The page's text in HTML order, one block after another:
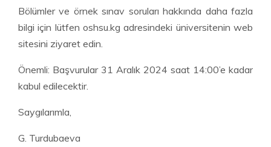
Bölümler ve örnek sınav soruları hakkında daha fazla
bilgi için lütfen oshsu.kg adresindeki üniversitenin web
sitesini ziyaret edin.
Önemli: Başvurular 31 Aralık 2024 saat 14:00’e kadar
kabul edilecektir.
Saygılarımla,
G. Turdubaeva